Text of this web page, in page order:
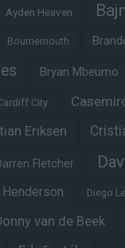
Ayden Heaven
Bournemouth
Bryan Mbeumo
City
Eriksen
Fletcher
Henderson Diego
van de Beek